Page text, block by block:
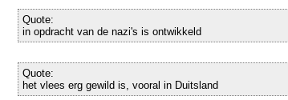
Quote:
in opdracht van de nazi's is ontwikkeld
Quote:
het vlees erg gewild is, vooral in Duitsland